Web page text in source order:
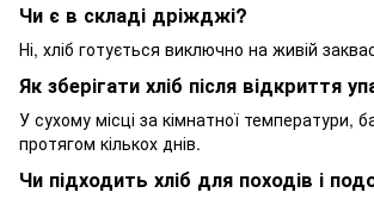
Чи є в складі дріжджі?
Ні, хліб готується виключно на живій
Як зберігати хліб після відкриття
У сухому місці за кімнатної температури,
протягом кількох днів.
Чи підходить хліб для походів і